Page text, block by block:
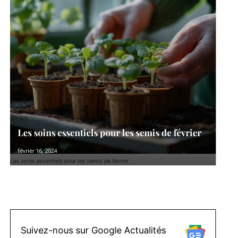
Les soins essentiels pour les semis de février
Les soins essentiels pour les semis de février
février 16, 2024
Suivez-nous sur Google Actualités